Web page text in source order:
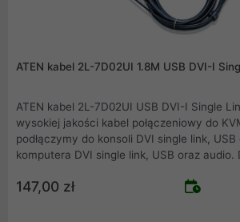
ATEN kabel 2L-7D02UI 1.8M USB DVI-I
ATEN kabel 2L-7D02UI USB DVI-I Single
wysokiej jakości kabel połączeniowy do
podłączymy do konsoli DVI single link,
komputera DVI single link, USB oraz audio. Dzięki stosowaniu
kompatybilnych urządzeń firmy ATEN
jakość połączeń.
147,00 zł